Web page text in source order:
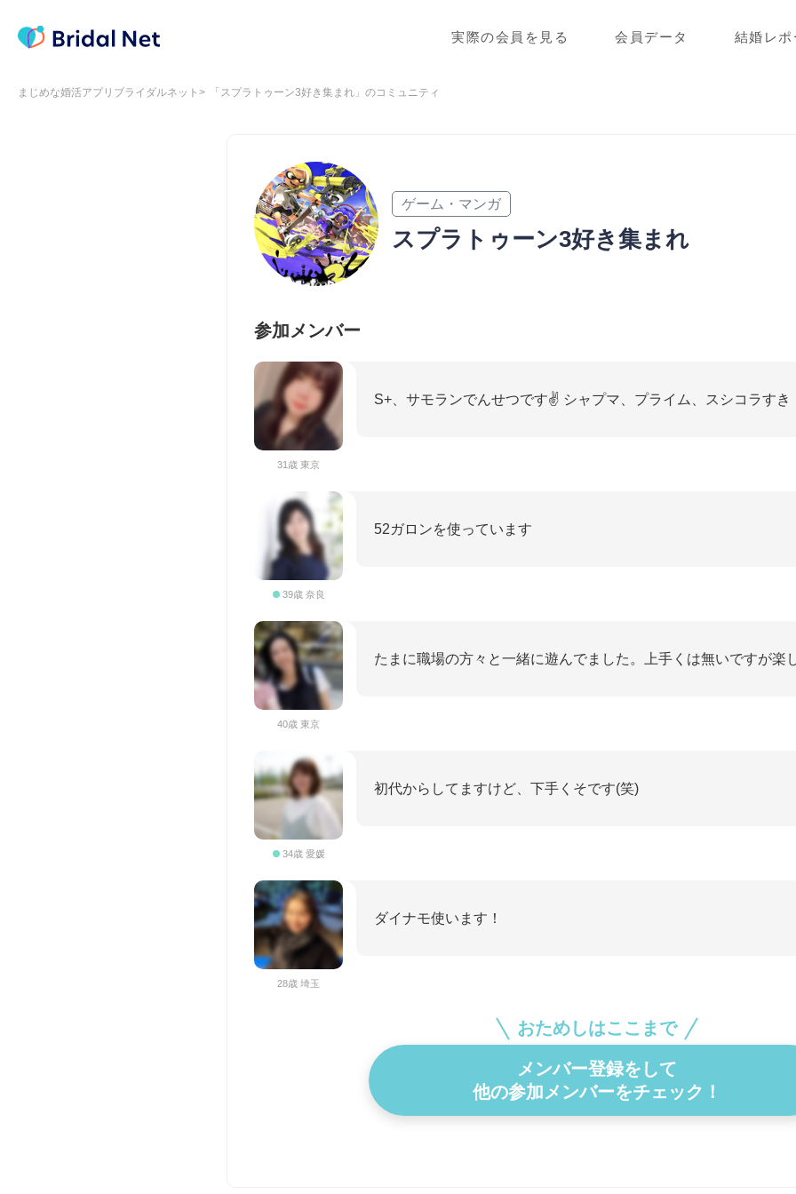
実際の会員を見る 会員データ 結婚レポ
まじめな婚活アプリブライダルネット 「スプラトゥーン3好き集まれ」のコミュニティ
ゲーム・マンガ
スプラトゥーン3好き集まれ
参加メンバー
31歳 東京
S+、サモランでんせつです✌️ シャプマ、プライム、スシコラすき
39歳 奈良
52ガロンを使っています
40歳 東京
たまに職場の方々と一緒に遊んでました。上手くは無いですが楽
34歳 愛媛
初代からしてますけど、下手くそです(笑)
28歳 埼玉
ダイナモ使います！
おためしはここまで
メンバー登録をして
他の参加メンバーをチェック！